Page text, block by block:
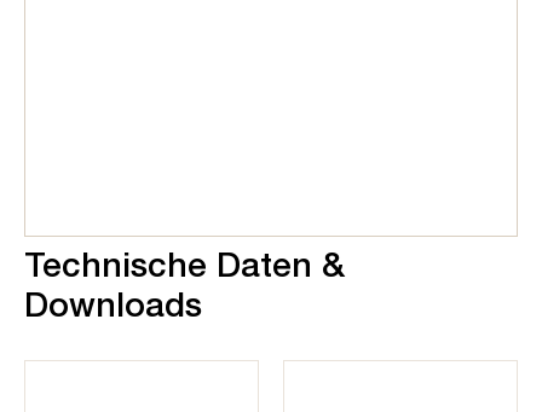
Technische Daten &
Downloads